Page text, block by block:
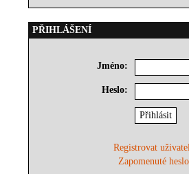
PŘIHLÁŠENÍ
Jméno:
Heslo:
Registrovat
Zapomenuté heslo